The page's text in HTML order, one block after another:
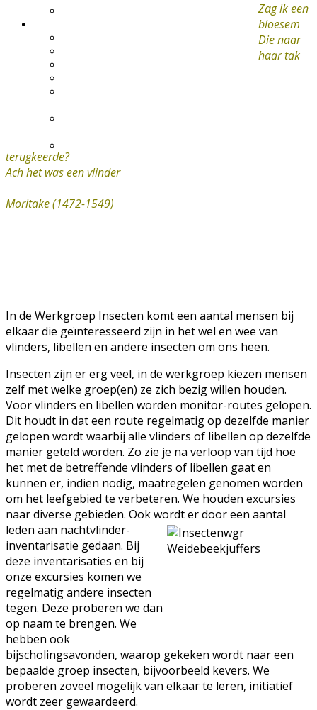
Zag ik een
bloesem
Die naar
haar tak
terugkeerde?
Ach het was een vlinder
Moritake (1472-1549)
In de Werkgroep Insecten komt een aantal mensen bij
elkaar die geïnteresseerd zijn in het wel en wee van
vlinders, libellen en andere insecten om ons heen.
Insecten zijn er erg veel, in de werkgroep kiezen mensen
zelf met welke groep(en) ze zich bezig willen houden.
Voor vlinders en libellen worden monitor-routes gelopen.
Dit houdt in dat een route regelmatig op dezelfde manier
gelopen wordt waarbij alle vlinders of libellen op dezelfde
manier geteld worden. Zo zie je na verloop van tijd hoe
het met de betreffende vlinders of libellen gaat en
kunnen er, indien nodig, maatregelen genomen worden
om het leefgebied te verbeteren. We houden excursies
naar diverse gebieden. Ook wordt er door een aantal
leden aan nachtvlinder-
inventarisatie gedaan. Bij
deze inventarisaties en bij
onze excursies komen we
regelmatig andere insecten
tegen. Deze proberen we dan
op naam te brengen. We
hebben ook
bijscholingsavonden, waarop gekeken wordt naar een
bepaalde groep insecten, bijvoorbeeld kevers. We
proberen zoveel mogelijk van elkaar te leren, initiatief
wordt zeer gewaardeerd.